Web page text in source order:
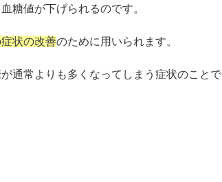
糖値が下げられるのです。
状の改善のために用いられます。
通常よりも多くなってしまう症状のことで